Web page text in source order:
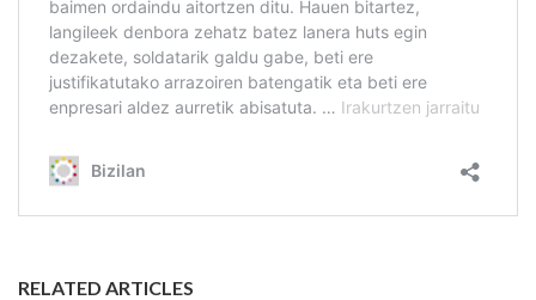
RELATED ARTICLES